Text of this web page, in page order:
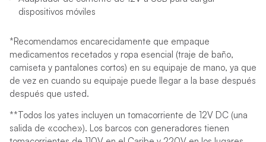
dispositivos móviles
*Recomendamos encarecidamente que empaque
medicamentos recetados y ropa esencial (traje de baño,
camiseta y pantalones cortos) en su equipaje de mano, ya que
de vez en cuando su equipaje puede llegar a la base después
después que usted.
**Todos los yates incluyen un tomacorriente de 12V DC (una
salida de «coche»). Los barcos con generadores tienen